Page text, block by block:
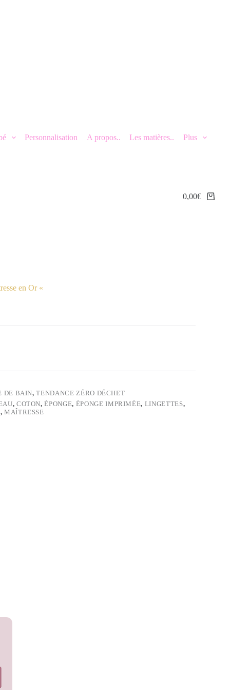
Personnalisation A propos.. Les matières.. Plus
0,00€
en Or «
DE BAIN,TENDANCE ZÉRO DÉCHET
, COTON,ÉPONGE, ÉPONGE IMPRIMÉE, LINGETTES,
, MAÎTRESSE